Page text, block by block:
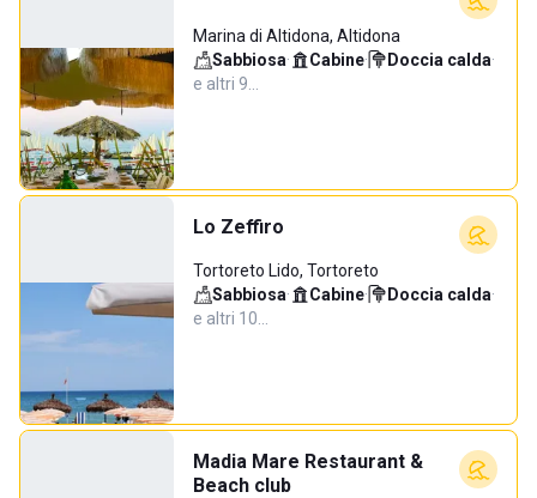
Marina di Altidona, Altidona
Sabbiosa· Cabine· Doccia calda·
e altri 9…
Lo Zeffiro
Tortoreto Lido, Tortoreto
Sabbiosa· Cabine· Doccia calda·
e altri 10…
Madia Mare Restaurant &
Beach club